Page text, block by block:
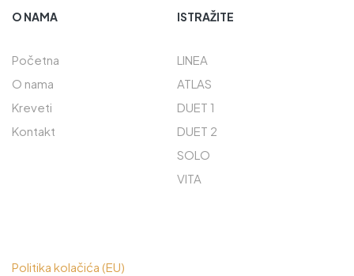
O NAMA
Početna
O nama
Kreveti
Kontakt
ISTRAŽITE
LINEA
ATLAS
DUET 1
DUET 2
SOLO
VITA
Politika kolačića (EU)